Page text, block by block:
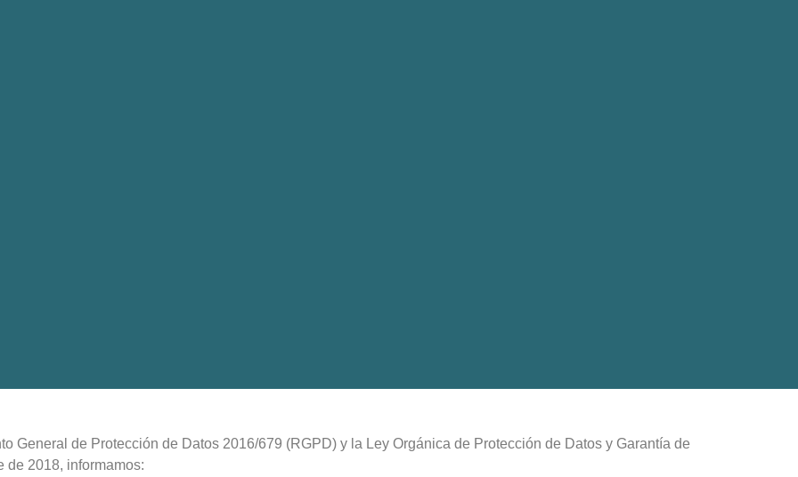
General de Protección de Datos 2016/679 (RGPD) y la Ley Orgánica de Protección de Datos y Garantía de
de 2018, informamos: